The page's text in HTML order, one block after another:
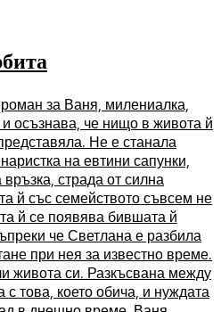
за Ваня, милениалка,
осъзнава, че нищо в живота й
Не е станала
на евтини сапунки,
страда от силна
й със семейството съвсем не
й се появява бившата й
че Светлана е разбила
при нея за известно време.
живота си. Разкъсвана между
това, което обича, и нуждата